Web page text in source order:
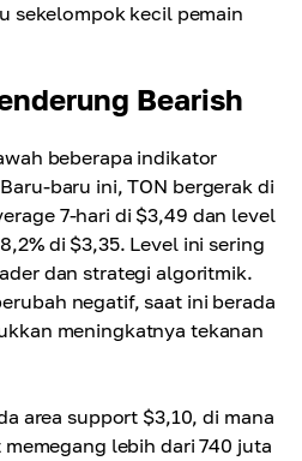
sekelompok kecil pemain
Bearish
beberapa indikator
baru ini, TON bergerak di
7-hari di $3,49 dan level
di $3,35. Level ini sering
dan strategi algoritmik.
negatif, saat ini berada
meningkatnya tekanan
area support $3,10, di mana
lebih dari 740 juta